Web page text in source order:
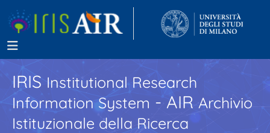
IRISInstitutional Research
Information System - AIR Archivio
Istituzionale della Ricerca